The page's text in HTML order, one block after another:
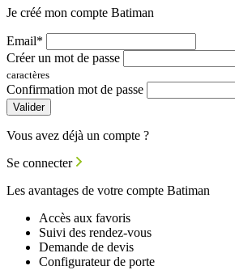
Je créé mon compte Batiman
Email*
Créer un mot de passe
caractères
Confirmation mot de passe
Valider
Vous avez déjà un compte ?
Se connecter
Les avantages de votre compte Batiman
Accès aux favoris
Suivi des rendez-vous
Demande de devis
Configurateur de porte